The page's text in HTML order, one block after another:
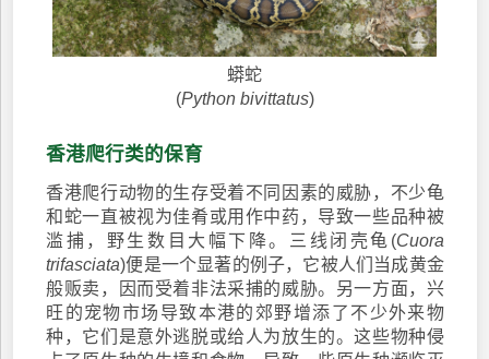
蟒蛇
(Python bivittatus)
香港爬行类的保育
香港爬行动物的生存受着不同因素的威胁，不少龟
和蛇一直被视为佳肴或用作中药，导致一些品种被
滥捕，野生数目大幅下降。三线闭壳龟(Cuora
trifasciata)便是一个显著的例子，它被人们当成黄金
般贩卖，因而受着非法采捕的威胁。另一方面，兴
旺的宠物市场导致本港的郊野增添了不少外来物
种，它们是意外逃脱或给人为放生的。这些物种侵